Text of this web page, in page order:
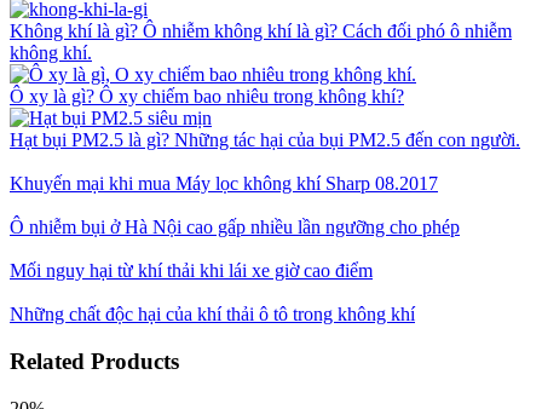
Không khí là gì? Ô nhiễm không khí là gì? Cách đối phó ô nhiễm
không khí.
Ô xy là gì? Ô xy chiếm bao nhiêu trong không khí?
Hạt bụi PM2.5 là gì? Những tác hại của bụi PM2.5 đến con người.
Khuyến mại khi mua Máy lọc không khí Sharp 08.2017
Ô nhiễm bụi ở Hà Nội cao gấp nhiều lần ngưỡng cho phép
Mối nguy hại từ khí thải khi lái xe giờ cao điểm
Những chất độc hại của khí thải ô tô trong không khí
Related Products